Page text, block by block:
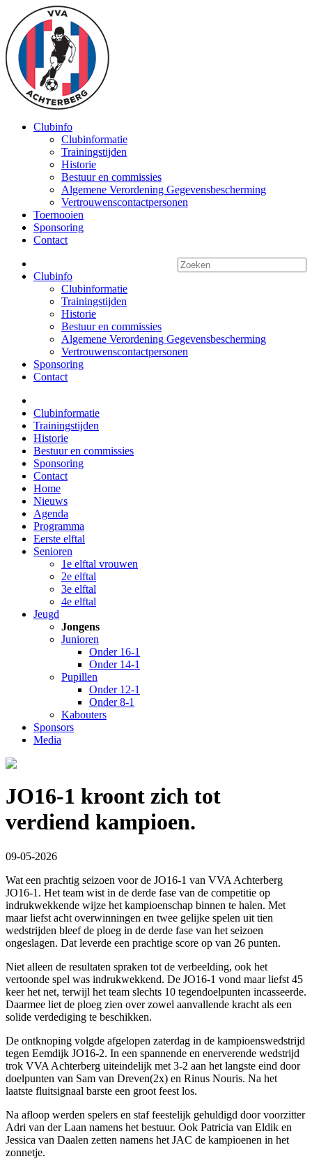
Clubinfo
Clubinformatie
Trainingstijden
Historie
Bestuur en commissies
Algemene Verordening Gegevensbescherming
Vertrouwenscontactpersonen
Toernooien
Sponsoring
Contact
Clubinfo
Clubinformatie
Trainingstijden
Historie
Bestuur en commissies
Algemene Verordening Gegevensbescherming
Vertrouwenscontactpersonen
Sponsoring
Contact
Clubinformatie
Trainingstijden
Historie
Bestuur en commissies
Sponsoring
Contact
Home
Nieuws
Agenda
Programma
Eerste elftal
Senioren
1e elftal vrouwen
2e elftal
3e elftal
4e elftal
Jeugd
Jongens
Junioren
Onder 16-1
Onder 14-1
Pupillen
Onder 12-1
Onder 8-1
Kabouters
Sponsors
Media
JO16-1 kroont zich tot
verdiend kampioen.
09-05-2026
Wat een prachtig seizoen voor de JO16-1 van VVA Achterberg
JO16-1. Het team wist in de derde fase van de competitie op
indrukwekkende wijze het kampioenschap binnen te halen. Met
maar liefst acht overwinningen en twee gelijke spelen uit tien
wedstrijden bleef de ploeg in de derde fase van het seizoen
ongeslagen. Dat leverde een prachtige score op van 26 punten.
Niet alleen de resultaten spraken tot de verbeelding, ook het
vertoonde spel was indrukwekkend. De JO16-1 vond maar liefst 45
keer het net, terwijl het team slechts 10 tegendoelpunten incasseerde.
Daarmee liet de ploeg zien over zowel aanvallende kracht als een
solide verdediging te beschikken.
De ontknoping volgde afgelopen zaterdag in de kampioenswedstrijd
tegen Eemdijk JO16-2. In een spannende en enerverende wedstrijd
trok VVA Achterberg uiteindelijk met 3-2 aan het langste eind door
doelpunten van Sam van Dreven(2x) en Rinus Nouris. Na het
laatste fluitsignaal barste een groot feest los.
Na afloop werden spelers en staf feestelijk gehuldigd door voorzitter
Adri van der Laan namens het bestuur. Ook Patricia van Eldik en
Jessica van Daalen zetten namens het JAC de kampioenen in het
zonnetje.